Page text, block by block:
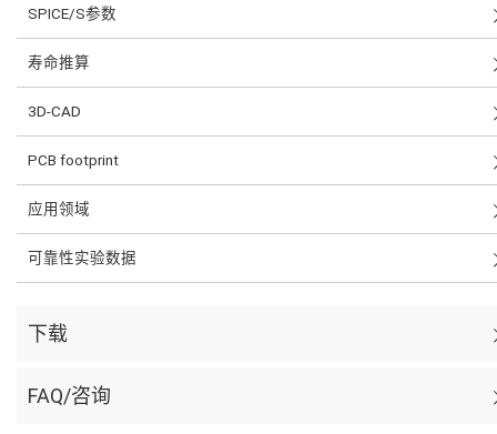
SPICE/S参数
寿命推算
3D-CAD
PCB footprint
应用领域
可靠性实验数据
下载
FAQ/咨询